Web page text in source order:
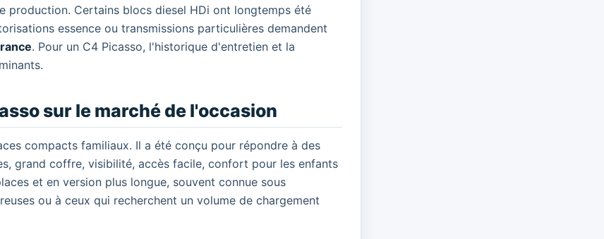
production. Certains blocs diesel HDi ont longtemps été
essence ou transmissions particulières demandent
. Pour un C4 Picasso, l'historique d'entretien et la
sur le marché de l'occasion
compacts familiaux. Il a été conçu pour répondre à des
grand coffre, visibilité, accès facile, confort pour les enfants
et en version plus longue, souvent connue sous
ou à ceux qui recherchent un volume de chargement